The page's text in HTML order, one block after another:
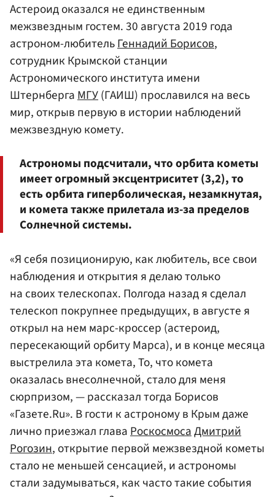
Астероид оказался не единственным
межзвездным гостем. 30 августа 2019 года
астроном-любительГеннадий Борисов,
сотрудник Крымской станции
Астрономического института имени
ШтернбергаМГУ(ГАИШ) прославился на весь
мир, открыв первую в истории наблюдений
межзвездную комету.
Астрономы подсчитали, что орбита кометы
имеет огромный эксцентриситет (3,2), то
есть орбита гиперболическая, незамкнутая,
и комета также прилетала из-за пределов
Солнечной системы.
«Я себя позиционирую, как любитель, все свои
наблюдения и открытия я делаю только
на своих телескопах. Полгода назад я сделал
телескоп покрупнее предыдущих, в августе я
открыл на нем марс-кроссер (астероид,
пересекающий орбиту Марса), и в конце месяца
выстрелила эта комета, То, что комета
оказалась внесолнечной, стало для меня
сюрпризом, — рассказал тогда Борисов
«Газете.Ru». В гости к астроному в Крым даже
лично приезжал главаРоскосмосаДмитрий
Рогозин, открытие первой межзвездной кометы
стало не меньшей сенсацией, и астрономы
стали задумываться, как часто такие события